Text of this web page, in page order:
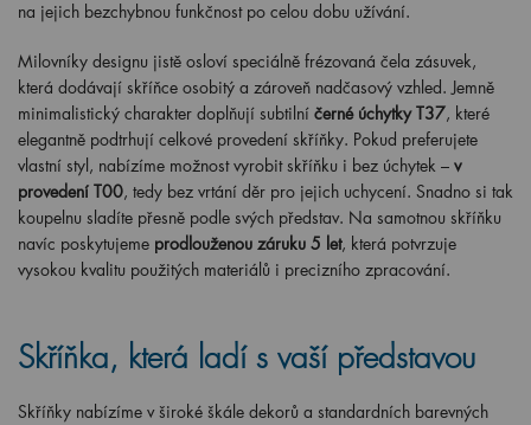
na jejich bezchybnou funkčnost po celou dobu užívání.
Milovníky designu jistě osloví speciálně frézovaná čela zásuvek,
která dodávají skříňce osobitý a zároveň nadčasový vzhled. Jemně
minimalistický charakter doplňují subtilní černé úchytky T37, které
elegantně podtrhují celkové provedení skříňky. Pokud preferujete
vlastní styl, nabízíme možnost vyrobit skříňku i bez úchytek – v
provedení T00, tedy bez vrtání děr pro jejich uchycení. Snadno si tak
koupelnu sladíte přesně podle svých představ. Na samotnou skříňku
navíc poskytujeme prodlouženou záruku 5 let, která potvrzuje
vysokou kvalitu použitých materiálů i precizního zpracování.
Skříňka, která ladí s vaší představou
Skříňky nabízíme v široké škále dekorů a standardních barevných